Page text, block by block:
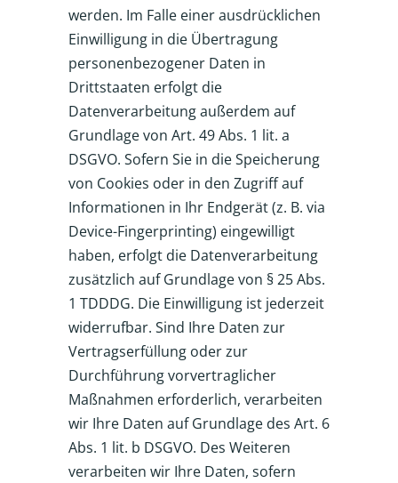
werden. Im Falle einer ausdrücklichen
Einwilligung in die Übertragung
personenbezogener Daten in
Drittstaaten erfolgt die
Datenverarbeitung außerdem auf
Grundlage von Art. 49 Abs. 1 lit. a
DSGVO. Sofern Sie in die Speicherung
von Cookies oder in den Zugriff auf
Informationen in Ihr Endgerät (z. B. via
Device-Fingerprinting) eingewilligt
haben, erfolgt die Datenverarbeitung
zusätzlich auf Grundlage von § 25 Abs.
1 TDDDG. Die Einwilligung ist jederzeit
widerrufbar. Sind Ihre Daten zur
Vertragserfüllung oder zur
Durchführung vorvertraglicher
Maßnahmen erforderlich, verarbeiten
wir Ihre Daten auf Grundlage des Art. 6
Abs. 1 lit. b DSGVO. Des Weiteren
verarbeiten wir Ihre Daten, sofern